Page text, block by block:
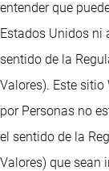
entender que
Estados Unidos ni
sentido de la
Valores). Este
por Personas no
el sentido de la
Valores) que sean